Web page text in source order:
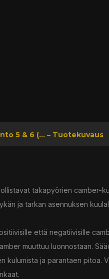
5 & 6 (... – Tuotekuvaus
takapyörien camber-
ja tarkan asennuksen
että negatiivisille
muuttuu luonnostaan.
kulumista ja parantaen pitoa.